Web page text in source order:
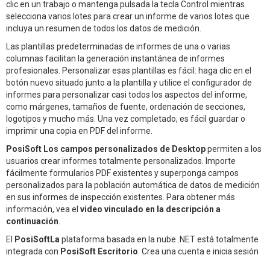
clic en un trabajo o mantenga pulsada la tecla Control mientras
selecciona varios lotes para crear un informe de varios lotes que
incluya un resumen de todos los datos de medición.
Las plantillas predeterminadas de informes de una o varias
columnas facilitan la generación instantánea de informes
profesionales. Personalizar esas plantillas es fácil: haga clic en el
botón nuevo situado junto a la plantilla y utilice el configurador de
informes para personalizar casi todos los aspectos del informe,
como márgenes, tamaños de fuente, ordenación de secciones,
logotipos y mucho más. Una vez completado, es fácil guardar o
imprimir una copia en PDF del informe.
PosiSoft Los campos personalizados de Desktoppermiten a los
usuarios crear informes totalmente personalizados. Importe
fácilmente formularios PDF existentes y superponga campos
personalizados para la población automática de datos de medición
en sus informes de inspección existentes. Para obtener más
información, vea el video vinculado en la descripción a
continuación
El PosiSoftLa plataforma basada en la nube .NET está totalmente
integrada con PosiSoft Escritorio . Crea una cuenta e inicia sesión